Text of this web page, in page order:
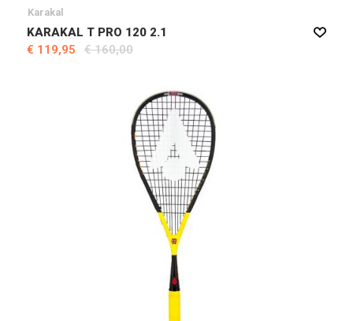
Karakal
KARAKAL T PRO 120 2.1
€ 119,95
€ 160,00